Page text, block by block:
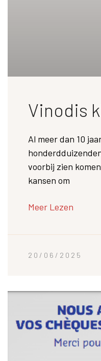
Vinodis
Al meer dan 10
voorbij zien
kansen om
Meer Lezen
20/06/2025